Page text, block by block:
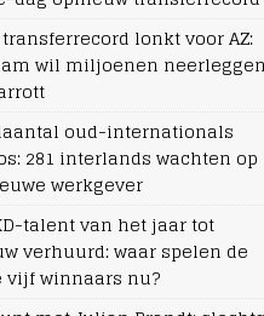
lonkt voor AZ:
wil miljoenen
oud-internationals
281 interlands wachten op
werkgever
talent van het jaar tot
verhuurd: waar spelen de
vijf winnaars nu?